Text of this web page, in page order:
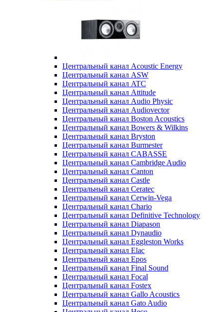
Центральный канал Acoustic Energy
Центральный канал ASW
Центральный канал ATC
Центральный канал Attitude
Центральный канал Audio Physic
Центральный канал Audiovector
Центральный канал Boston Acoustics
Центральный канал Bowers & Wilkins
Центральный канал Bryston
Центральный канал Burmester
Центральный канал CABASSE
Центральный канал Cambridge Audio
Центральный канал Canton
Центральный канал Castle
Центральный канал Ceratec
Центральный канал Cerwin-Vega
Центральный канал Chario
Центральный канал Definitive Technology
Центральный канал Diapason
Центральный канал Dynaudio
Центральный канал Eggleston Works
Центральный канал Elac
Центральный канал Epos
Центральный канал Final Sound
Центральный канал Focal
Центральный канал Fostex
Центральный канал Gallo Acoustics
Центральный канал Gato Audio